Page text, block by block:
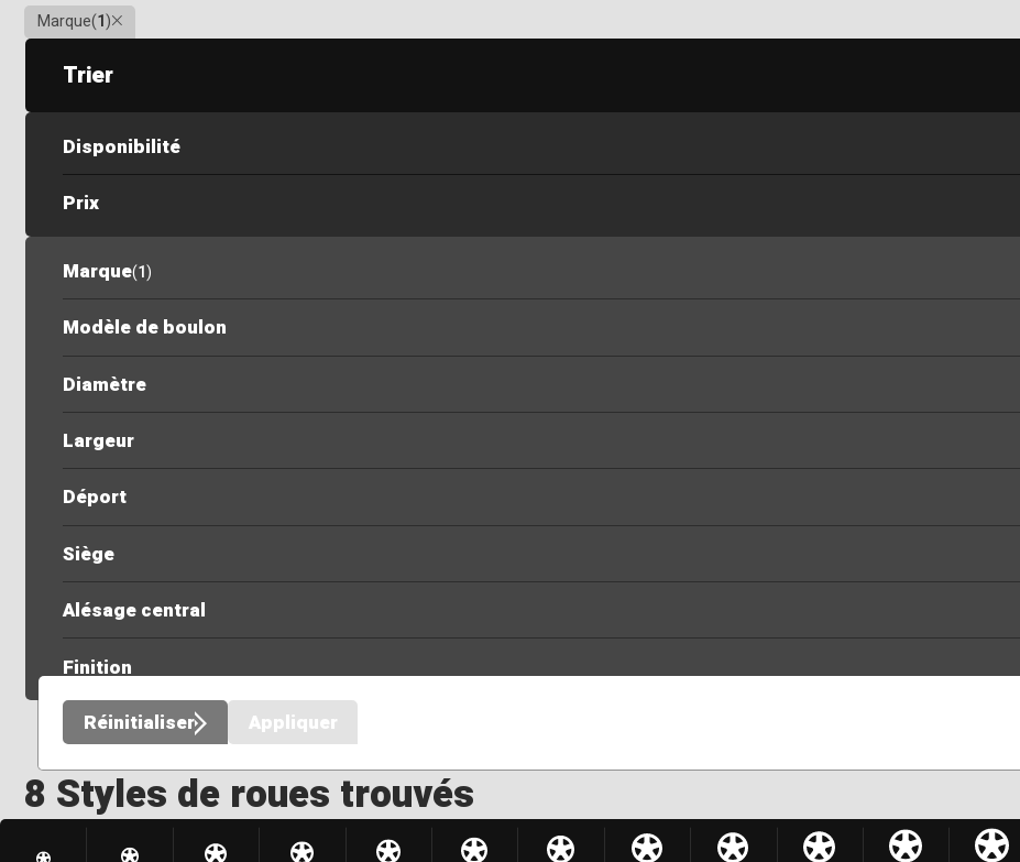
Marque(1)Clair
Trier
Disponibilité
Prix
Marque(1)
Modèle de boulon
Diamètre
Largeur
Déport
Siège
Alésage central
Finition
Réinitialiser Appliquer
8 Styles de roues trouvés